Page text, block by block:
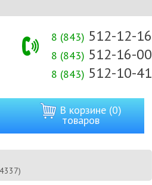
8 (843) 512-12-16
8 (843) 512-16-00
8 (843) 512-10-41
В корзине (0)
товаров